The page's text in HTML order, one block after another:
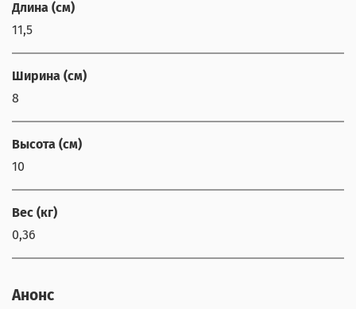
Длина (см)
11,5
Ширина (см)
8
Высота (см)
10
Вес (кг)
0,36
Анонс